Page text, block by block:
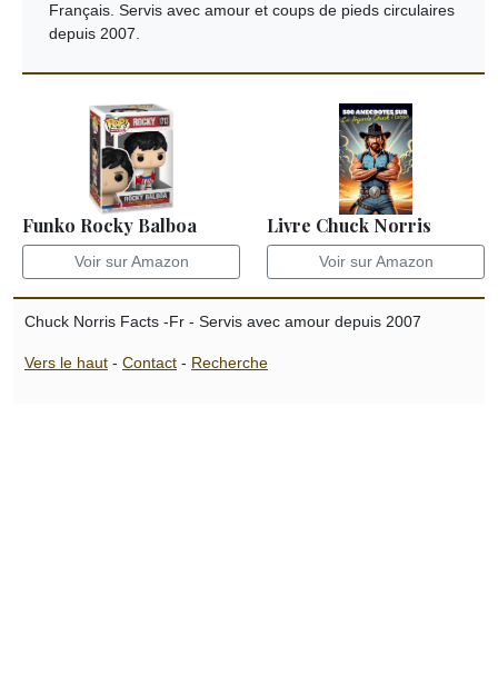
Français. Servis avec amour et coups de pieds circulaires
depuis 2007.
Funko Rocky Balboa
Voir sur Amazon
Livre Chuck Norris
Voir sur Amazon
Chuck Norris Facts -Fr - Servis avec amour depuis 2007
Vers le haut - Contact - Recherche